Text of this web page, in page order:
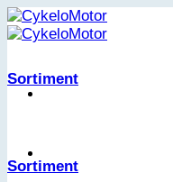
Skip
to
Sortiment
Sortiment